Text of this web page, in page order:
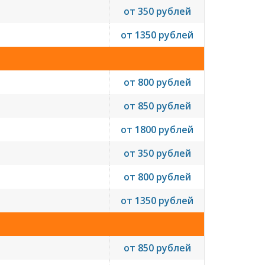
от 350 рублей
от 1350 рублей
от 800 рублей
от 850 рублей
от 1800 рублей
от 350 рублей
от 800 рублей
от 1350 рублей
от 850 рублей